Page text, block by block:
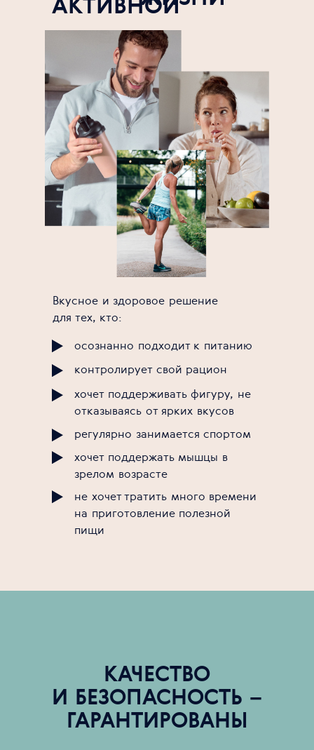
осознанно подходит к питанию
не хочет тратить много времени
на приготовление полезной
пищи
контролирует свой рацион
хочет поддерживать фигуру, не
отказываясь от ярких вкусов
регулярно занимается спортом
хочет поддержать мышцы в
зрелом возрасте
АКТИВНОЙ
Вкусное и здоровое решение
для тех, кто:
КАЧЕСТВО
И БЕЗОПАСНОСТЬ –
ГАРАНТИРОВАНЫ